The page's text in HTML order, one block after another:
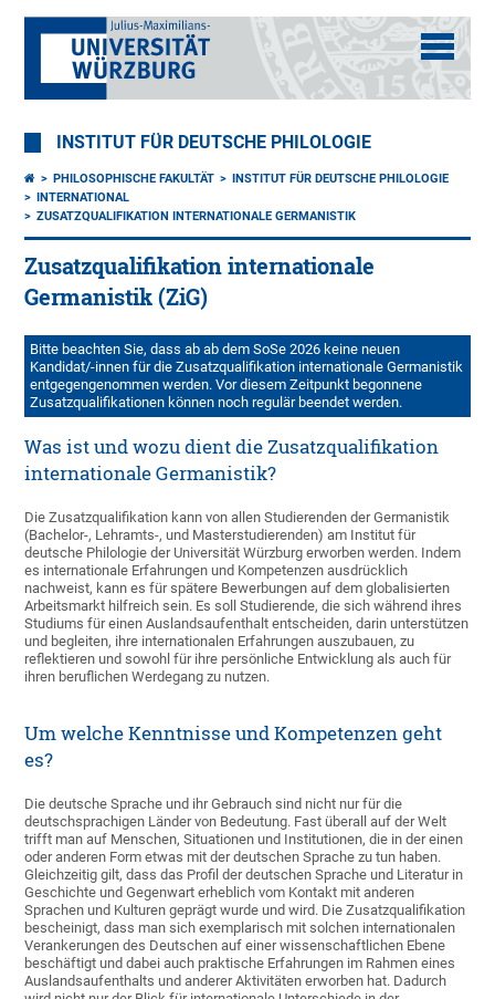
INSTITUT FÜR DEUTSCHE PHILOLOGIE
PHILOSOPHISCHE FAKULTÄT
INSTITUT FÜR DEUTSCHE PHILOLOGIE
INTERNATIONAL
ZUSATZQUALIFIKATION INTERNATIONALE GERMANISTIK
Zusatzqualifikation internationale
Germanistik (ZiG)
Bitte beachten Sie, dass ab ab dem SoSe 2026 keine neuen
Kandidat/-innen für die Zusatzqualifikation internationale Germanistik
entgegengenommen werden. Vor diesem Zeitpunkt begonnene
Zusatzqualifikationen können noch regulär beendet werden.
Was ist und wozu dient die Zusatzqualifikation
internationale Germanistik?
Die Zusatzqualifikation kann von allen Studierenden der Germanistik
(Bachelor-, Lehramts-, und Masterstudierenden) am Institut für
deutsche Philologie der Universität Würzburg erworben werden. Indem
es internationale Erfahrungen und Kompetenzen ausdrücklich
nachweist, kann es für spätere Bewerbungen auf dem globalisierten
Arbeitsmarkt hilfreich sein. Es soll Studierende, die sich während ihres
Studiums für einen Auslandsaufenthalt entscheiden, darin unterstützen
und begleiten, ihre internationalen Erfahrungen auszubauen, zu
reflektieren und sowohl für ihre persönliche Entwicklung als auch für
ihren beruflichen Werdegang zu nutzen.
Um welche Kenntnisse und Kompetenzen geht
es?
Die deutsche Sprache und ihr Gebrauch sind nicht nur für die
deutschsprachigen Länder von Bedeutung. Fast überall auf der Welt
trifft man auf Menschen, Situationen und Institutionen, die in der einen
oder anderen Form etwas mit der deutschen Sprache zu tun haben.
Gleichzeitig gilt, dass das Profil der deutschen Sprache und Literatur in
Geschichte und Gegenwart erheblich vom Kontakt mit anderen
Sprachen und Kulturen geprägt wurde und wird. Die Zusatzqualifikation
bescheinigt, dass man sich exemplarisch mit solchen internationalen
Verankerungen des Deutschen auf einer wissenschaftlichen Ebene
beschäftigt und dabei auch praktische Erfahrungen im Rahmen eines
Auslandsaufenthalts und anderer Aktivitäten erworben hat. Dadurch